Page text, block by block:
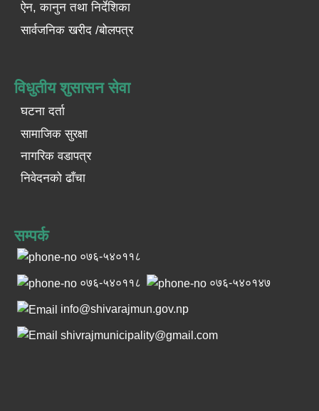
ऐन, कानुन तथा निर्देशिका
सार्वजनिक खरीद /बोलपत्र
विधुतीय शुसासन सेवा
घटना दर्ता
सामाजिक सुरक्षा
नागरिक वडापत्र
निवेदनको ढाँचा
सम्पर्क
०७६-५४०११८
०७६-५४०११८ ०७६-५४०१४७
info@shivarajmun.gov.np
shivrajmunicipality@gmail.com